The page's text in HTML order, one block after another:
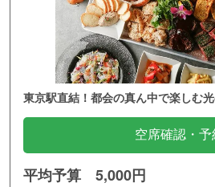
東京駅直結！都会の真ん中で楽しむ
空席確認・予
平均予算 5,000円